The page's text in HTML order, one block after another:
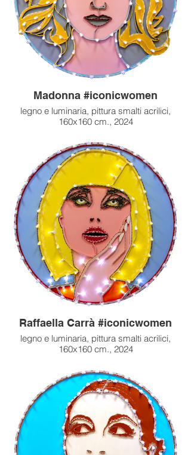
Madonna #iconicwomen
legno e luminaria, pittura smalti acrilici,
160x160 cm., 2024
Raffaella Carrà #iconicwomen
legno e luminaria, pittura smalti acrilici,
160x160 cm., 2024